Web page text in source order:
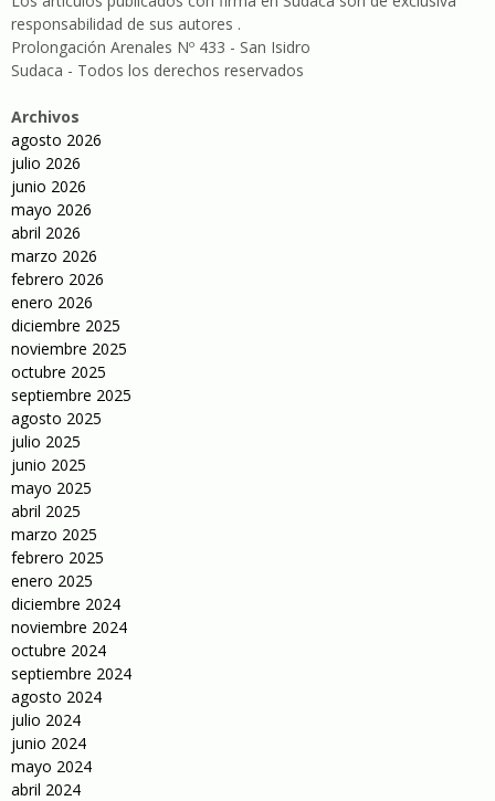
responsabilidad de sus autores .
Prolongación Arenales Nº 433 - San Isidro
Sudaca - Todos los derechos reservados
Archivos
agosto 2026
julio 2026
junio 2026
mayo 2026
abril 2026
marzo 2026
febrero 2026
enero 2026
diciembre 2025
noviembre 2025
octubre 2025
septiembre 2025
agosto 2025
julio 2025
junio 2025
mayo 2025
abril 2025
marzo 2025
febrero 2025
enero 2025
diciembre 2024
noviembre 2024
octubre 2024
septiembre 2024
agosto 2024
julio 2024
junio 2024
mayo 2024
abril 2024